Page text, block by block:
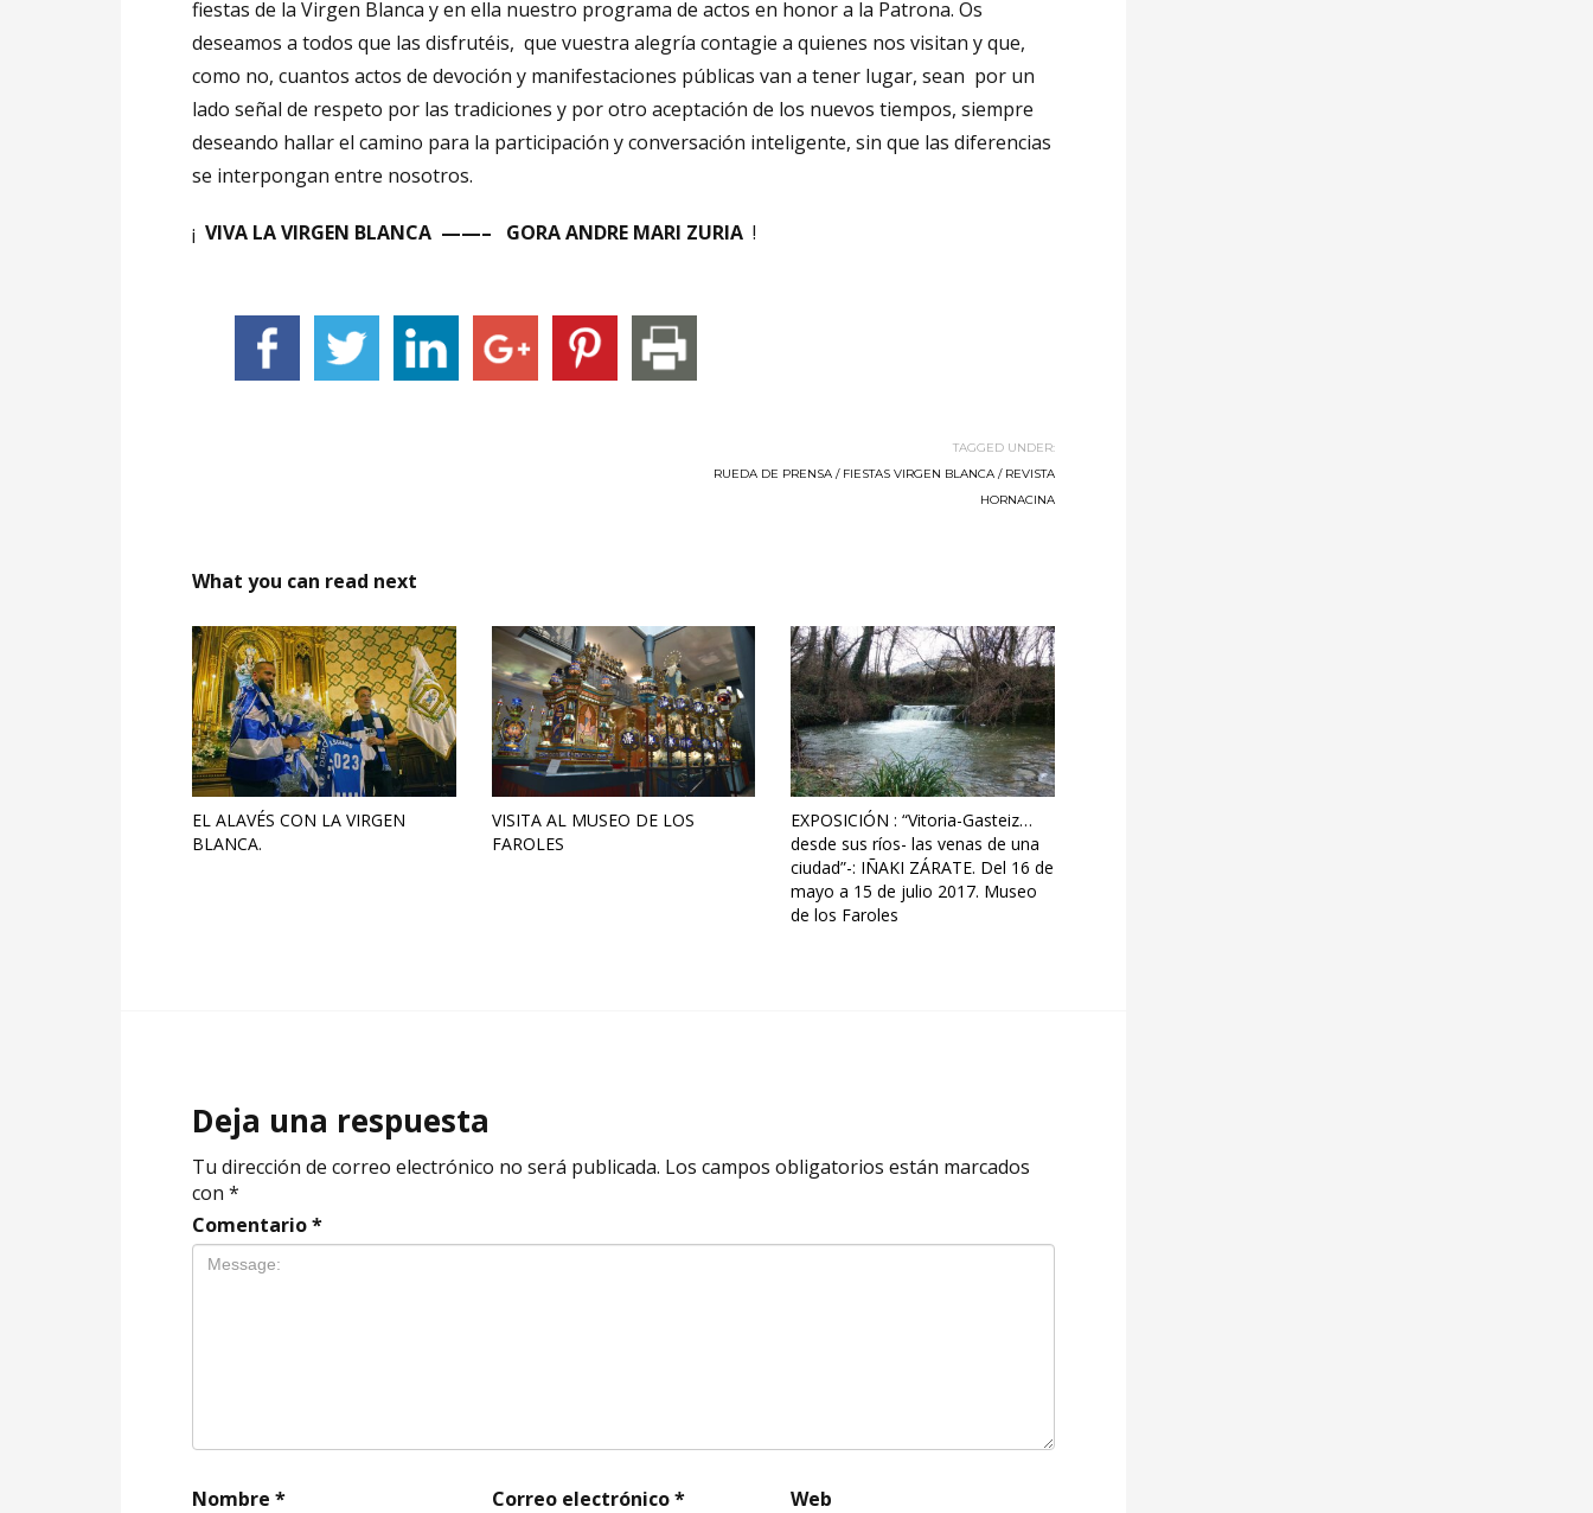
fiestas de la Virgen Blanca y en ella nuestro programa de actos en honor a la Patrona. Os
deseamos a todos que las disfrutéis, que vuestra alegría contagie a quienes nos visitan y que,
como no, cuantos actos de devoción y manifestaciones públicas van a tener lugar, sean por un
lado señal de respeto por las tradiciones y por otro aceptación de los nuevos tiempos, siempre
deseando hallar el camino para la participación y conversación inteligente, sin que las diferencias
se interpongan entre nosotros.
¡ VIVA LA VIRGEN BLANCA ——– GORA ANDRE MARI ZURIA !
TAGGED UNDER:
RUEDA DE PRENSA / FIESTAS VIRGEN BLANCA / REVISTA
HORNACINA
What you can read next
EL ALAVÉS CON LA VIRGEN
BLANCA.
VISITA AL MUSEO DE LOS
FAROLES
EXPOSICIÓN : “Vitoria-Gasteiz…
desde sus ríos- las venas de una
ciudad”-: IÑAKI ZÁRATE. Del 16 de
mayo a 15 de julio 2017. Museo
de los Faroles
Deja una respuesta
Tu dirección de correo electrónico no será publicada. Los campos obligatorios están marcados
con *
Comentario*
Nombre * Correo electrónico* Web